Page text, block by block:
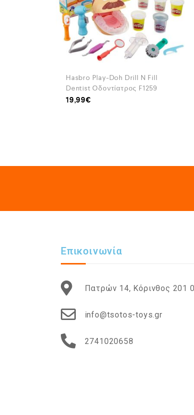
Hasbro Play-Doh Drill N Fill
Dentist Οδοντίατρος F1259
19,99€
Επικοινωνία
Πατρών 14, Κόρινθος 201
info@tsotos-toys.gr
2741020658